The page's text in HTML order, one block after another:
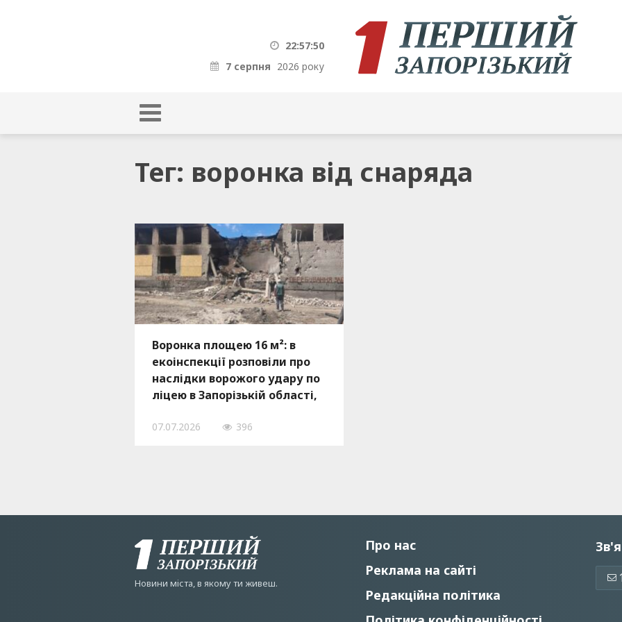
22:57:50
7 серпня 2026 року
Тег: воронка від снаряда
Воронка площею 16 м²: в
екоінспекції розповіли про
наслідки ворожого удару по
ліцею в Запорізькій області,
07.07.2026 396
Новини мiста, в якому ти живеш.
Про нас
Реклама на сайті
Редакційна політика